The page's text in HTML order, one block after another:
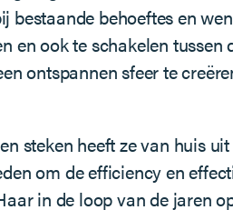
behoeftes en
ook te schakelen
ontspannen sfeer te
steken heeft ze van huis
om de efficiency en
in de loop van de jaren